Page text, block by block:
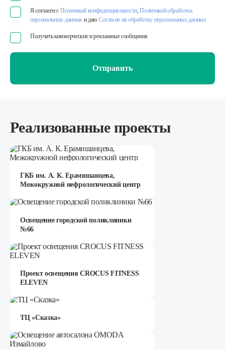
Я согласен с Политикой конфиденциальности,Политикой обработки
персональных данныхи даю Согласие на обработку персональных данных
Получать коммерческие и рекламные сообщения
Отправить
Реализованные проекты
ГКБ им. А. К. Ерамишанцева,
Межокружной нефрологический центр
Освещение городской поликлиники
№66
Проект освещения CROCUS FITNESS
ELEVEN
ТЦ «Сказка»